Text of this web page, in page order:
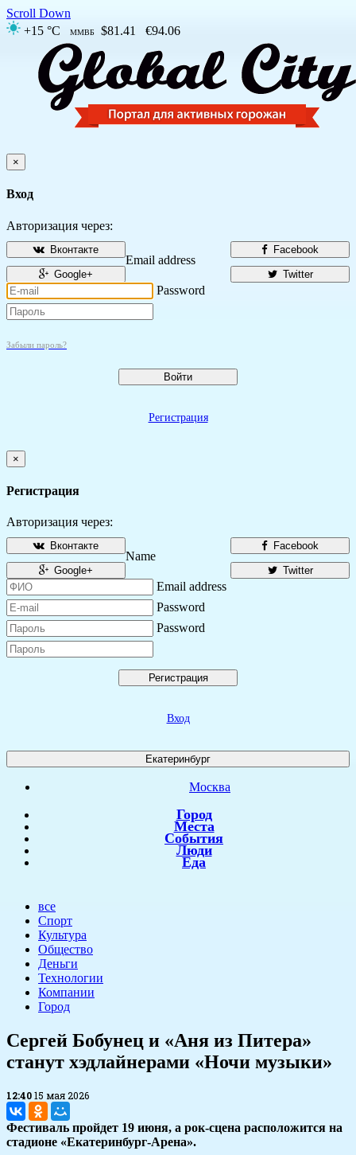
Scroll Down
+15 °C
ММВБ $81.41 €94.06
×
Вход
Авторизация через:
Facebook
Вконтакте
Twitter
Google+
Email address
Password
Забыли пароль?
Войти
Регистрация
×
Регистрация
Авторизация через:
Facebook
Вконтакте
Twitter
Google+
Name
Email address
Password
Password
Регистрация
Вход
Екатеринбург
Москва
Город
Места
События
Люди
Еда
все
Спорт
Культура
Общество
Деньги
Технологии
Компании
Город
Сергей Бобунец и «Аня из Питера»
станут хэдлайнерами «Ночи музыки»
12:4015 мая 2026
Фестиваль пройдет 19 июня, а рок-сцена расположится на
стадионе «Екатеринбург-Арена».